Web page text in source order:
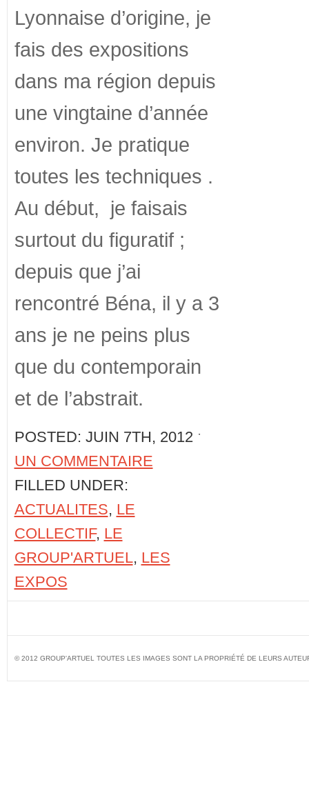
Lyonnaise d’origine, je
fais des expositions
dans ma région depuis
une vingtaine d’année
environ. Je pratique
toutes les techniques .
Au début, je faisais
surtout du figuratif ;
depuis que j’ai
rencontré Béna, il y a 3
ans je ne peins plus
que du contemporain
et de l’abstrait.
POSTED: JUIN 7TH, 2012 ˑ
UN COMMENTAIRE
FILLED UNDER:
ACTUALITES, LE
COLLECTIF, LE
GROUP'ARTUEL, LES
EXPOS
© 2012 GROUP'ARTUEL TOUTES LES IMAGES SONT LA PROPRIÉTÉ DE LEURS